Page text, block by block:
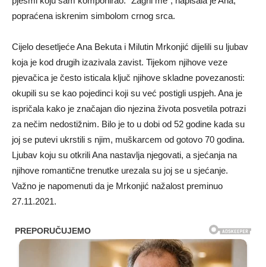
popraćena iskrenim simbolom crnog srca.
Cijelo desetljeće Ana Bekuta i Milutin Mrkonjić dijelili su ljubav
koja je kod drugih izazivala zavist. Tijekom njihove veze
pjevačica je često isticala ključ njihove skladne povezanosti:
okupili su se kao pojedinci koji su već postigli uspjeh. Ana je
ispričala kako je značajan dio njezina života posvetila potrazi
za nečim nedostižnim. Bilo je to u dobi od 52 godine kada su
joj se putevi ukrstili s njim, muškarcem od gotovo 70 godina.
Ljubav koju su otkrili Ana nastavlja njegovati, a sjećanja na
njihove romantične trenutke urezala su joj se u sjećanje.
Važno je napomenuti da je Mrkonjić nažalost preminuo
27.11.2021.